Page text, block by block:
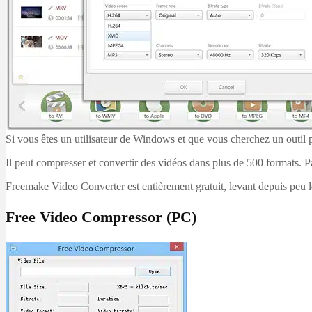
Si vous êtes un utilisateur de Windows et que vous cherchez un outil
Il peut compresser et convertir des vidéos dans plus de 500 formats.
Freemake Video Converter est entièrement gratuit, levant depuis
Free Video Compressor (PC)